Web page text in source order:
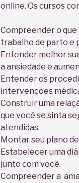
online. Os cursos
Compreender o
trabalho de parto e
Entender melhor
a ansiedade e
Entender os
intervenções
Construir uma
que você se sinta
atendidas.
Montar seu plano
Estabelecer uma
junto com você.
Compreender a